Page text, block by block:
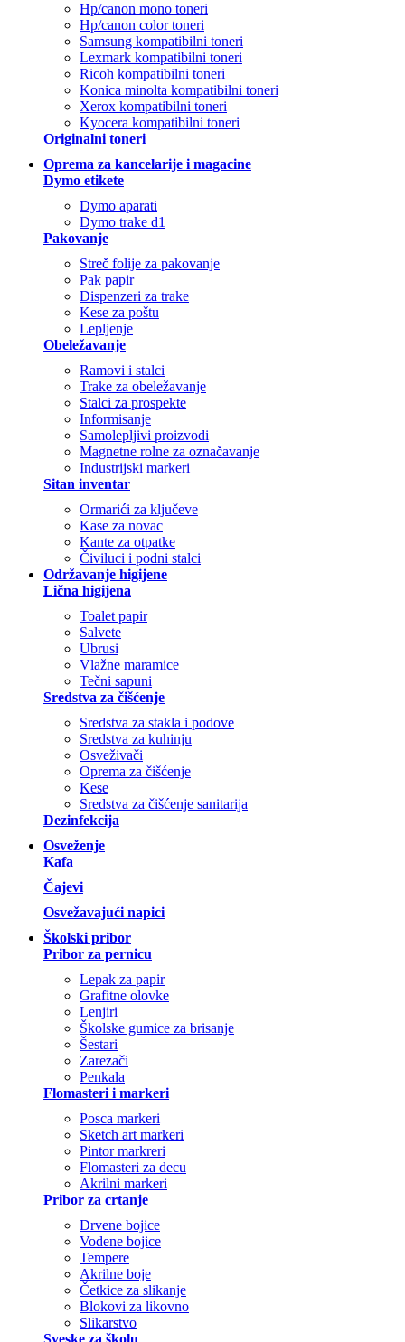
Hp/canon mono toneri
Hp/canon color toneri
Samsung kompatibilni toneri
Lexmark kompatibilni toneri
Ricoh kompatibilni toneri
Konica minolta kompatibilni toneri
Xerox kompatibilni toneri
Kyocera kompatibilni toneri
Originalni toneri
Oprema za kancelarije i magacine
Dymo etikete
Dymo aparati
Dymo trake d1
Pakovanje
Streč folije za pakovanje
Pak papir
Dispenzeri za trake
Kese za poštu
Lepljenje
Obeležavanje
Ramovi i stalci
Trake za obeležavanje
Stalci za prospekte
Informisanje
Samolepljivi proizvodi
Magnetne rolne za označavanje
Industrijski markeri
Sitan inventar
Ormarići za ključeve
Kase za novac
Kante za otpatke
Čiviluci i podni stalci
Održavanje higijene
Lična higijena
Toalet papir
Salvete
Ubrusi
Vlažne maramice
Tečni sapuni
Sredstva za čišćenje
Sredstva za stakla i podove
Sredstva za kuhinju
Osveživači
Oprema za čišćenje
Kese
Sredstva za čišćenje sanitarija
Dezinfekcija
Osveženje
Kafa
Čajevi
Osvežavajući napici
Školski pribor
Pribor za pernicu
Lepak za papir
Grafitne olovke
Lenjiri
Školske gumice za brisanje
Šestari
Zarezači
Penkala
Flomasteri i markeri
Posca markeri
Sketch art markeri
Pintor markreri
Flomasteri za decu
Akrilni markeri
Pribor za crtanje
Drvene bojice
Vodene bojice
Tempere
Akrilne boje
Četkice za slikanje
Blokovi za likovno
Slikarstvo
Sveske za školu